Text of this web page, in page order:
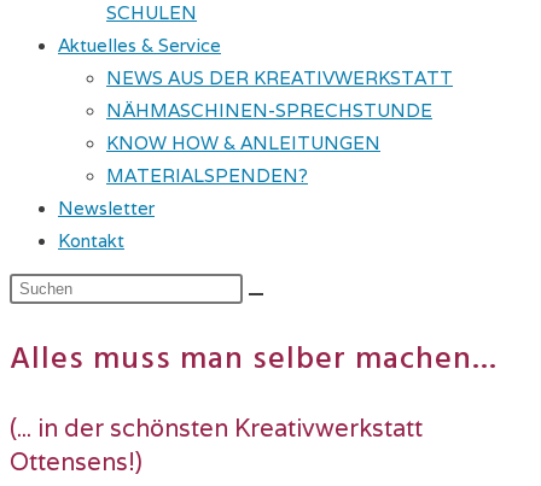
SCHULEN
Aktuelles & Service
NEWS AUS DER KREATIVWERKSTATT
NÄHMASCHINEN-SPRECHSTUNDE
KNOW HOW & ANLEITUNGEN
MATERIALSPENDEN?
Newsletter
Kontakt
Alles muss man selber machen...
(... in der schönsten Kreativwerkstatt
Ottensens!)